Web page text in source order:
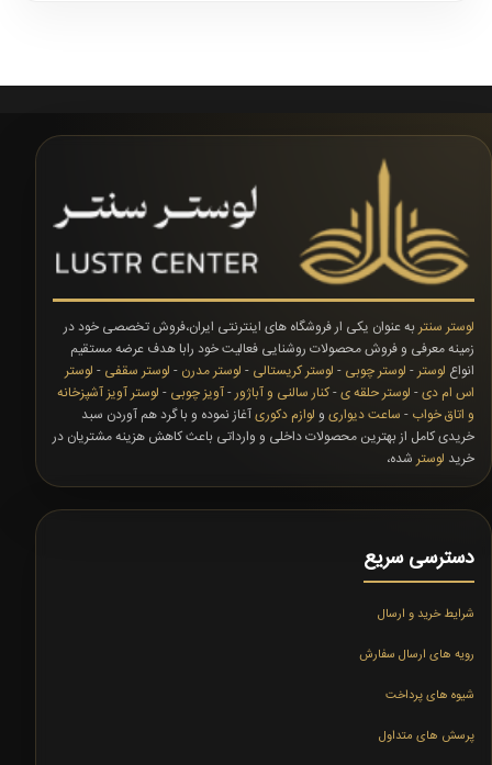
لوستر سنتر به عنوان یکی ار فروشگاه های اینترنتی ایران،فروش تخصصی خود در
زمینه معرفی و فروش محصولات روشنایی فعالیت خود رابا هدف عرضه مستقیم
انواع لوستر - لوستر چوبی - لوستر کریستالی - لوستر مدرن - لوستر سقفی - لوستر
اس ام دی- لوستر حلقه ی-کنار سالنی و آباژور-آویز چوبی - لوستر آویز آشپزخانه
و اتاق خواب - ساعت دیواری و لوازم دکوریآغاز نموده و با گرد هم آوردن سبد
خریدی کامل از بهترین محصولات داخلی و وارداتی باعث کاهش هزینه مشتریان در
خرید لوستر شده،
دسترسی سریع
شرایط خرید و ارسال
رویه های ارسال سفارش
شیوه های پرداخت
پرسش های متداول